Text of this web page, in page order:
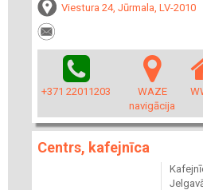
Viestura 24, Jūrmala, LV-2010
+371 22011203
WAZE
navigācija
Centrs, kafejnīca